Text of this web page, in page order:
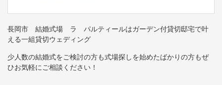
長岡市 結婚式場 ラ パルティールはガーデン付貸切邸宅で叶
える一組貸切ウェディング
少人数の結婚式をご検討の方も式場探しを始めたばかりの方もぜ
ひお気軽にご相談ください！